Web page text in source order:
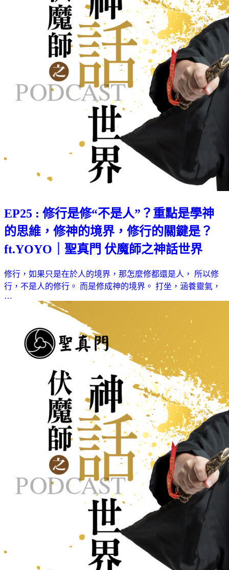
EP25 : 修行是修“不是人”？重點是學神
的思維，修神的境界，修行的關鍵是？
ft.YOYO｜聖真門 伏魔師之神話世界
修行，如果只是在於人的境界，那怎麼修都還是人， 所以修
行，不是人的修行。 而是修成神的境界。 打坐，涵養靈氣，
…